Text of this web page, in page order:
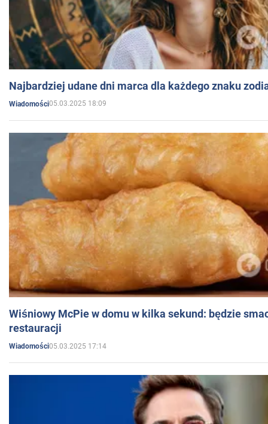
Najbardziej udane dni marca dla każdego znaku
Wiadomości05.03.2025 18:09
Wiśniowy McPie w domu w kilka sekund: będzie
restauracji
Wiadomości05.03.2025 17:14